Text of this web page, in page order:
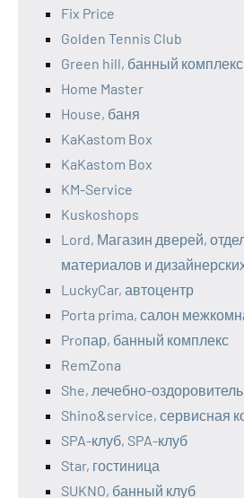
Fix Price
Golden Tennis Club
Green hill, банный комплекс
Home Master
House, баня
KaKastom Box
KaKastom Box
KM-Service
Kuskoshops
Lord, Магазин дверей,
материалов и
LuckyCar, автоцентр
Porta prima, салон
Proпар, банный комплекс
RemZona
She, лечебно-
Shino&service, сервисная
SPA-клуб, SPA-клуб
Star, гостиница
SUKNO, банный клуб